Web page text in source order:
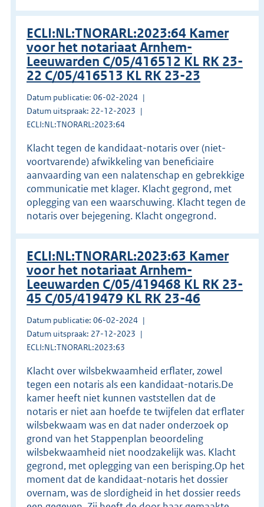
ECLI:NL:TNORARL:2023:64 Kamer
voor het notariaat Arnhem-
Leeuwarden C/05/416512 KL RK 23-
22 C/05/416513 KL RK 23-23
Datum publicatie: 06-02-2024
Datum uitspraak: 22-12-2023
ECLI:NL:TNORARL:2023:64
Klacht tegen de kandidaat-notaris over (niet-
voortvarende) afwikkeling van beneficiaire
aanvaarding van een nalatenschap en gebrekkige
communicatie met klager. Klacht gegrond, met
oplegging van een waarschuwing. Klacht tegen de
notaris over bejegening. Klacht ongegrond.
ECLI:NL:TNORARL:2023:63 Kamer
voor het notariaat Arnhem-
Leeuwarden C/05/419468 KL RK 23-
45 C/05/419479 KL RK 23-46
Datum publicatie: 06-02-2024
Datum uitspraak: 27-12-2023
ECLI:NL:TNORARL:2023:63
Klacht over wilsbekwaamheid erflater, zowel
tegen een notaris als een kandidaat-notaris.De
kamer heeft niet kunnen vaststellen dat de
notaris er niet aan hoefde te twijfelen dat erflater
wilsbekwaam was en dat nader onderzoek op
grond van het Stappenplan beoordeling
wilsbekwaamheid niet noodzakelijk was. Klacht
gegrond, met oplegging van een berisping.Op het
moment dat de kandidaat-notaris het dossier
overnam, was de slordigheid in het dossier reeds